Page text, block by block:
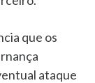
que os
ataque